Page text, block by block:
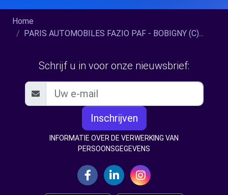
Home
PARIS AUTOMOBILES FAZIO PAF - BOBIGNY (C)...
Schrijf u in voor onze nieuwsbrief:
Inschrijven
INFORMATIE OVER DE VERWERKING VAN
PERSOONSGEGEVENS